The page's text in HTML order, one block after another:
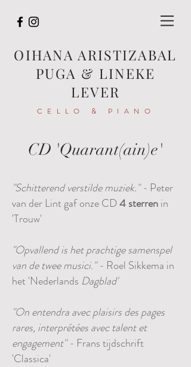
OIHANA ARISTIZABAL
PUGA & LINEKE
LEVER
CELLO & PIANO
CD 'Quarant(ain)e'
"Schitterend verstilde muziek." - Peter
van der Lint gaf onze CD4 sterrenin
'Trouw'
"Opvallend is het prachtige samenspel
van de twee musici." - Roel Sikkema in
het 'Nederlands Dagblad'
"On entendra avec plaisirs des pages
rares, interprétées avec talent et
engagement" - Frans tijdschrift
'Classica'